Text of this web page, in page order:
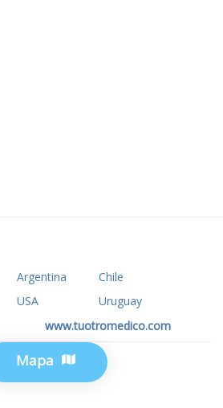
Mapa
Argentina
Chile
USA
Uruguay
www.tuotromedico.com
Privacidad